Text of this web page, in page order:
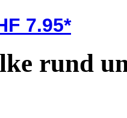
7.95*
rund